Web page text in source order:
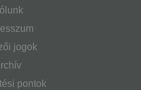
jogok
pontok